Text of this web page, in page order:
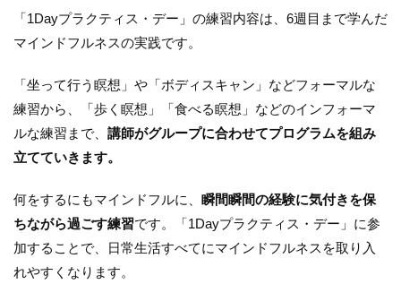
「1Dayプラクティス・デー」の練習内容は、6週目まで学んだ
マインドフルネスの実践です。
「坐って行う瞑想」や「ボディスキャン」などフォーマルな
練習から、「歩く瞑想」「食べる瞑想」などのインフォーマ
ルな練習まで、 講師がグループに合わせてプログラムを組み
立てていきます。
何をするにもマインドフルに、 瞬間瞬間の経験に気付きを保
ちながら過ごす練習です。「1Dayプラクティス・デー」に参
加することで、日常生活すべてにマインドフルネスを取り入
れやすくなります。